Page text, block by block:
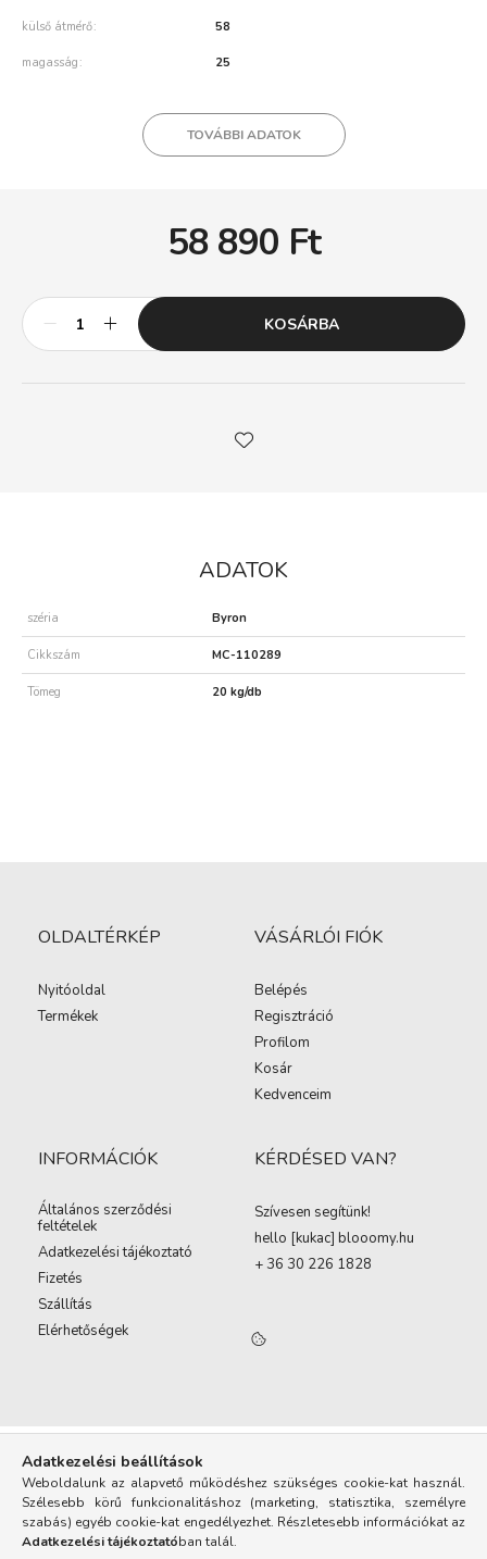
külső átmérő 58
magasság 25
TOVÁBBI ADATOK
58 890 Ft
KOSÁRBA
ADATOK
széria Byron
Cikkszám MC-110289
Tömeg 20 kg/db
OLDALTÉRKÉP
Nyitóoldal
Termékek
VÁSÁRLÓI FIÓK
Belépés
Regisztráció
Profilom
Kosár
Kedvenceim
INFORMÁCIÓK
Általános szerződési
feltételek
Adatkezelési tájékoztató
Fizetés
Szállítás
Elérhetőségek
KÉRDÉSED VAN?
Szívesen segítünk!
hello [kukac] blooomy.hu
+ 36 30 226 1828
Adatkezelési beállítások
Weboldalunk az alapvető működéshez szükséges cookie-kat használ.
Szélesebb körű funkcionalitáshoz (marketing, statisztika, személyre
szabás) egyéb cookie-kat engedélyezhet. Részletesebb információkat az
Adatkezelési tájékoztatóban talál.